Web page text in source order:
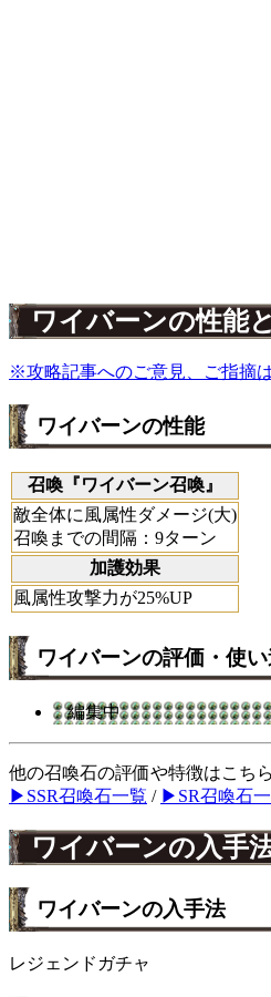
ワイバーンの性能
※攻略記事へのご意見、ご指摘
ワイバーンの性能
召喚『ワイバーン召喚』
敵全体に風属性ダメージ(大)
召喚までの間隔：9ターン
加護効果
風属性攻撃力が25%UP
ワイバーンの評価・使
編集中
他の召喚石の評価や特徴はこちら
▶SSR召喚石一覧 / ▶SR召喚石
ワイバーンの入手
ワイバーンの入手法
レジェンドガチャ